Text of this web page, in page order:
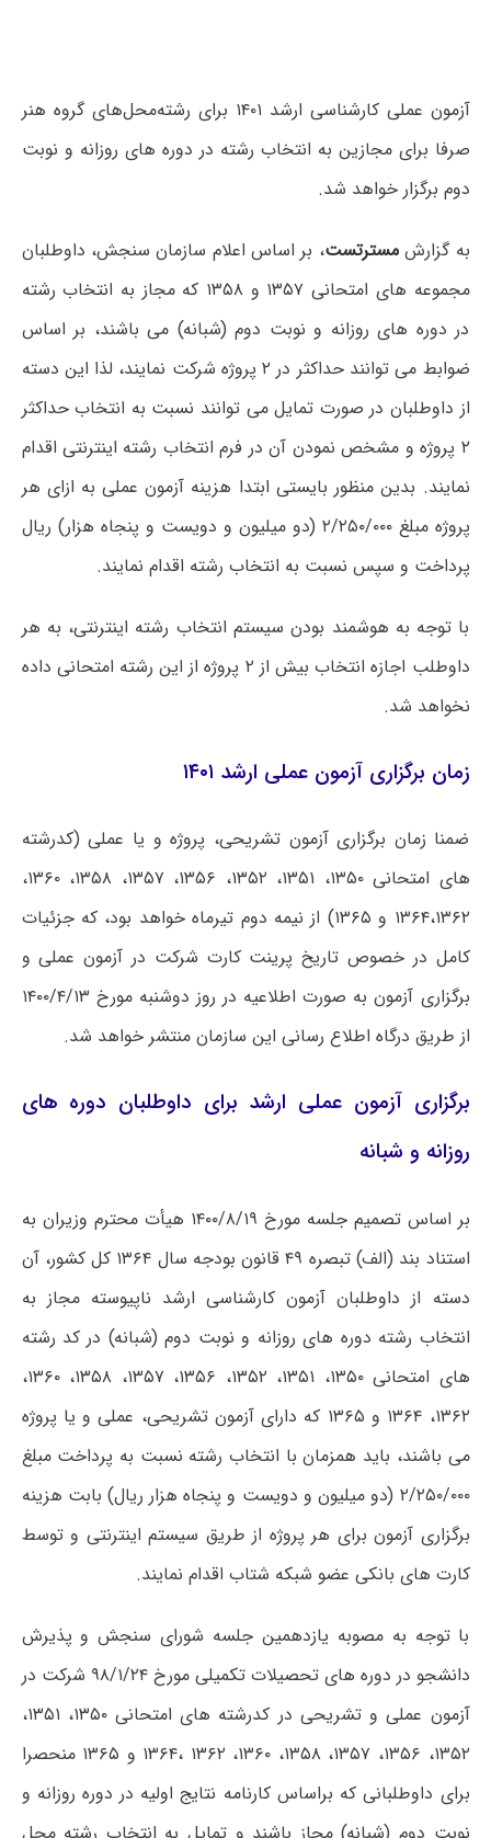
آزمون عملی کارشناسی ارشد ۱۴۰۱ برای رشته‌محل‌های گروه هنر
صرفا برای مجازین به انتخاب رشته در دوره های روزانه و نوبت
دوم برگزار خواهد شد.
به گزارشمسترتست، بر اساس اعلام سازمان سنجش، داوطلبان
مجموعه های امتحانی ۱۳۵۷ و ۱۳۵۸ که مجاز به انتخاب رشته
در دوره های روزانه و نوبت دوم (شبانه) می باشند، بر اساس
ضوابط می توانند حداکثر در ۲ پروژه شرکت نمایند، لذا این دسته
از داوطلبان در صورت تمایل می توانند نسبت به انتخاب حداکثر
۲ پروژه و مشخص نمودن آن در فرم انتخاب رشته اینترنتی اقدام
نمایند. بدین منظور بایستی ابتدا هزینه آزمون عملی به ازای هر
پروژه مبلغ ۲/۲۵۰/۰۰۰ (دو میلیون و دویست و پنجاه هزار) ریال
پرداخت و سپس نسبت به انتخاب رشته اقدام نمایند.
با توجه به هوشمند بودن سیستم انتخاب رشته اینترنتی، به هر
داوطلب اجازه انتخاب بیش از ۲ پروژه از این رشته امتحانی داده
نخواهد شد.
زمان برگزاری آزمون عملی ارشد ۱۴۰۱
ضمنا زمان برگزاری آزمون تشریحی، پروژه و یا عملی (کدرشته
های امتحانی ۱۳۵۰، ۱۳۵۱، ۱۳۵۲، ۱۳۵۶، ۱۳۵۷، ۱۳۵۸، ۱۳۶۰،
۱۳۶۴،۱۳۶۲ و ۱۳۶۵) از نیمه دوم تیرماه خواهد بود، که جزئیات
کامل در خصوص تاریخ پرینت کارت شرکت در آزمون عملی و
برگزاری آزمون به صورت اطلاعیه در روز دوشنبه مورخ ۱۴۰۰/۴/۱۳
از طریق درگاه اطلاع رسانی این سازمان منتشر خواهد شد.
برگزاری آزمون عملی ارشد برای داوطلبان دوره های
روزانه و شبانه
بر اساس تصمیم جلسه مورخ ۱۴۰۰/۸/۱۹ هیأت محترم وزیران به
استناد بند (الف) تبصره ۴۹ قانون بودجه سال ۱۳۶۴ کل کشور، آن
دسته از داوطلبان آزمون کارشناسی ارشد ناپیوسته مجاز به
انتخاب رشته دوره های روزانه و نوبت دوم (شبانه) در کد رشته
های امتحانی ۱۳۵۰، ۱۳۵۱، ۱۳۵۲، ۱۳۵۶، ۱۳۵۷، ۱۳۵۸، ۱۳۶۰،
۱۳۶۲، ۱۳۶۴ و ۱۳۶۵ که دارای آزمون تشریحی، عملی و یا پروژه
می باشند، باید همزمان با انتخاب رشته نسبت به پرداخت مبلغ
۲/۲۵۰/۰۰۰ (دو میلیون و دویست و پنجاه هزار ریال) بابت هزینه
برگزاری آزمون برای هر پروژه از طریق سیستم اینترنتی و توسط
کارت های بانکی عضو شبکه شتاب اقدام نمایند.
با توجه به مصوبه یازدهمین جلسه شورای سنجش و پذیرش
دانشجو در دوره های تحصیلات تکمیلی مورخ ۹۸/۱/۲۴ شرکت در
آزمون عملی و تشریحی در کدرشته های امتحانی ۱۳۵۰، ۱۳۵۱،
۱۳۵۲، ۱۳۵۶، ۱۳۵۷، ۱۳۵۸، ۱۳۶۰، ۱۳۶۲ ،۱۳۶۴ و ۱۳۶۵ منحصرا
برای داوطلبانی که براساس کارنامه نتایج اولیه در دوره روزانه و